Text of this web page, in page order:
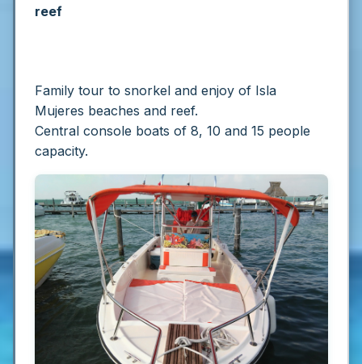
reef
Family tour to snorkel and enjoy of Isla
Mujeres beaches and reef.
Central console boats of 8, 10 and 15 people
capacity.